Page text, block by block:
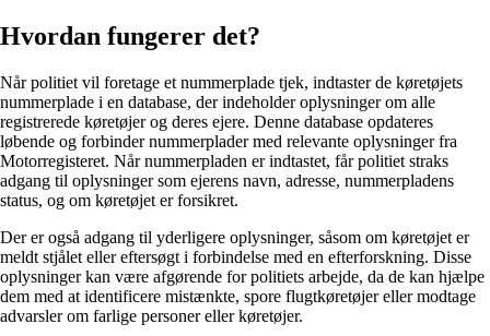
Hvordan fungerer det?
Når politiet vil foretage et nummerplade tjek, indtaster de køretøjets
nummerplade i en database, der indeholder oplysninger om alle
registrerede køretøjer og deres ejere. Denne database opdateres
løbende og forbinder nummerplader med relevante oplysninger fra
Motorregisteret. Når nummerpladen er indtastet, får politiet straks
adgang til oplysninger som ejerens navn, adresse, nummerpladens
status, og om køretøjet er forsikret.
Der er også adgang til yderligere oplysninger, såsom om køretøjet er
meldt stjålet eller eftersøgt i forbindelse med en efterforskning. Disse
oplysninger kan være afgørende for politiets arbejde, da de kan hjælpe
dem med at identificere mistænkte, spore flugtkøretøjer eller modtage
advarsler om farlige personer eller køretøjer.